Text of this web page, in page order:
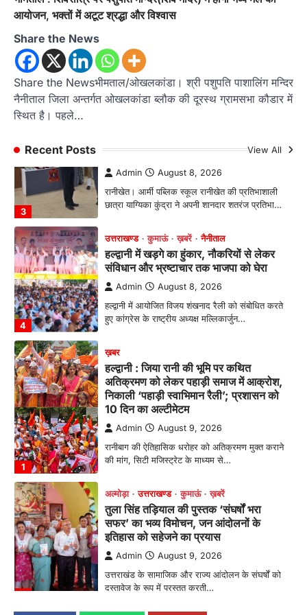
आयोजन, भक्तों में अटूट श्रद्धा और विश्वास
Share the News
Share the Newsभीमताल/ओखलकांडा। श्री पशुपति पाशालिंग मन्दिर
नैनीताल जिला अन्तर्गत ओखलकांडा ब्लौक की दूरस्थ ग्रामसभा कौडार में
स्थित है। पहले…
Recent Posts View All
2
सफर’ का भव्य विमोचन, जन आंदोलनों के
इतिहास को सहेजने का प्रयास
उत्तराखंड के सामाजिक और राज्य आंदोलन के संघर्षों को
दस्तावेज के रूप में प्रस्तुत करती…
3
में हासिल किया प्रथम स्थान
Admin August 8, 2026
रानीखेत। आर्मी पब्लिक स्कूल रानीखेत की प्रतिभाशाली
छात्रा याग्यिका कुंद्रा ने अपनी शानदार शतरंज प्रतिभा…
4
उत्तराखण्ड कुमाऊं ख़बरें नैनीताल
हल्द्वानी में खड़गे का हुंकार, नौकरियों से लेकर
संविधान और भ्रष्टाचार तक भाजपा को घेरा
Admin August 8, 2026
हल्द्वानी में आयोजित विजय शंखनाद रैली को संबोधित करते
हुए कांग्रेस के राष्ट्रीय अध्यक्ष मल्लिकार्जुन…
1
ख़बर
हल्द्वानी : जिया रानी की भूमि पर कथित
अतिक्रमण को लेकर पहाड़ी समाज में आक्रोश,
निकाली ‘पहाड़ी स्वाभिमान रैली’; प्रशासन को
10 दिन का अल्टीमेटम
Admin August 9, 2026
रानीबाग की ऐतिहासिक धरोहर को अतिक्रमण मुक्त कराने
की मांग, सिटी मजिस्ट्रेट के माध्यम से…
2
अल्मोड़ा उत्तराखण्ड कुमाऊं ख़बरें
तुला सिंह तड़ियाल की पुस्तक ‘संघर्षों भरा
सफर’ का भव्य विमोचन, जन आंदोलनों के
इतिहास को सहेजने का प्रयास
Admin August 9, 2026
उत्तराखंड के सामाजिक और राज्य आंदोलन के संघर्षों को
दस्तावेज के रूप में प्रस्तुत करती…